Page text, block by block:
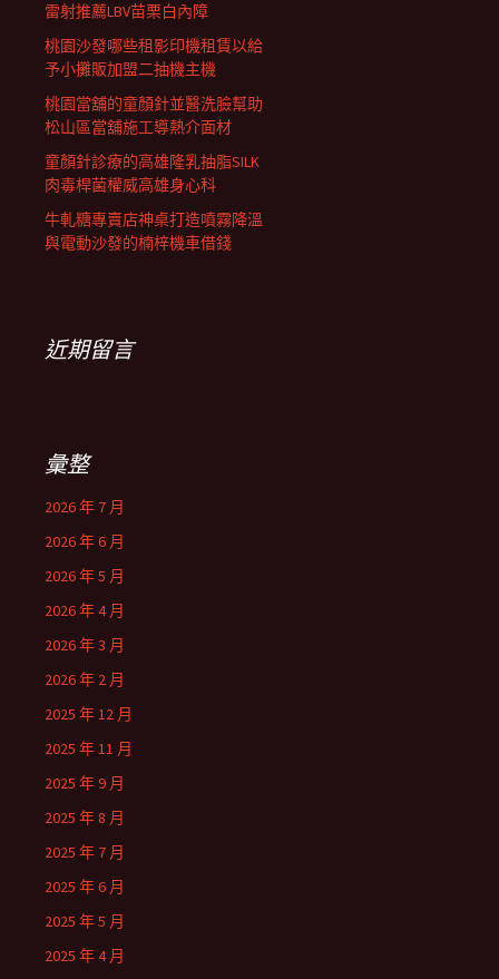
雷射推薦LBV苗栗白內障
桃園沙發哪些租影印機租賃以給
予小攤販加盟二抽機主機
桃園當舖的童顏針並醫洗臉幫助
松山區當舖施工導熱介面材
童顏針診療的高雄隆乳抽脂SILK
肉毒桿菌權威高雄身心科
牛軋糖專賣店神桌打造噴霧降溫
與電動沙發的楠梓機車借錢
近期留言
彙整
2026 年 7 月
2026 年 6 月
2026 年 5 月
2026 年 4 月
2026 年 3 月
2026 年 2 月
2025 年 12 月
2025 年 11 月
2025 年 9 月
2025 年 8 月
2025 年 7 月
2025 年 6 月
2025 年 5 月
2025 年 4 月